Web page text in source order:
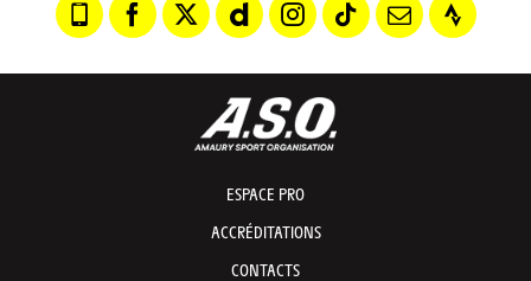
ESPACE PRO
ACCRÉDITATIONS
CONTACTS